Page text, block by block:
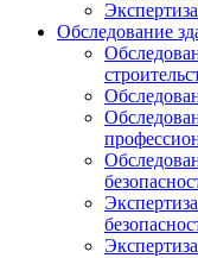
Обследование